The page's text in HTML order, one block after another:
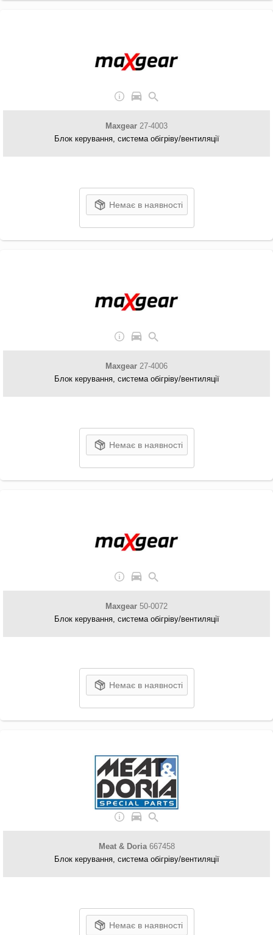
Maxgear 27-4003
Блок керування, система обігріву/вентиляції
Немає в наявності
Maxgear 27-4006
Блок керування, система обігріву/вентиляції
Немає в наявності
Maxgear 50-0072
Блок керування, система обігріву/вентиляції
Немає в наявності
Meat & Doria667458
Блок керування, система обігріву/вентиляції
Немає в наявності